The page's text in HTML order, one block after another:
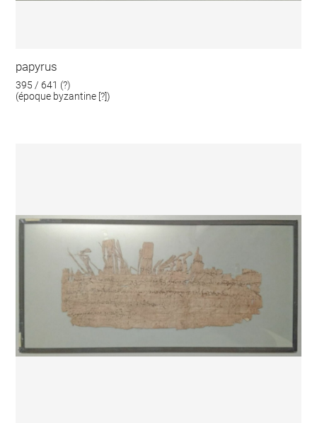
papyrus
395 / 641 (?)
(époque byzantine [?])